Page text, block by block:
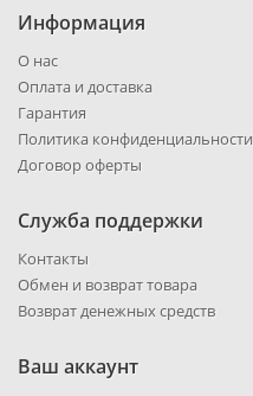
Информация
О нас
Оплата и доставка
Гарантия
Политика конфиденциальности
Договор оферты
Служба поддержки
Контакты
Обмен и возврат товара
Возврат денежных средств
Ваш аккаунт